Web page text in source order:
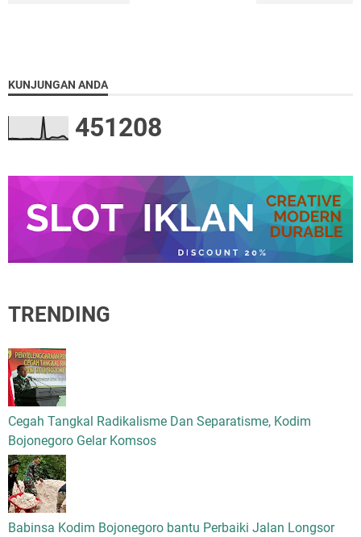
KUNJUNGAN ANDA
451208
TRENDING
Cegah Tangkal Radikalisme Dan Separatisme, Kodim
Bojonegoro Gelar Komsos
Babinsa Kodim Bojonegoro bantu Perbaiki Jalan Longsor